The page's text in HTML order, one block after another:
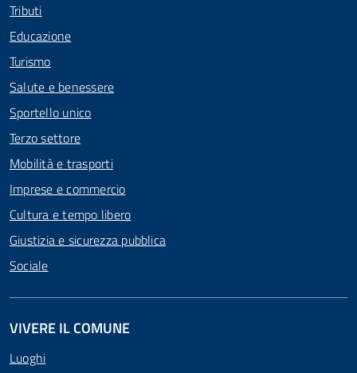
Tributi
Educazione
Turismo
Salute e benessere
Sportello unico
Terzo settore
Mobilità e trasporti
Imprese e commercio
Cultura e tempo libero
Giustizia e sicurezza pubblica
Sociale
VIVERE IL COMUNE
Luoghi